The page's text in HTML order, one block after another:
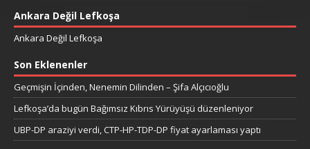
Ankara Değil Lefkoşa
Ankara Değil Lefkoşa
Son Eklenenler
Geçmişin İçinden, Nenemin Dilinden – Şifa Alçıcıoğlu
Lefkoşa’da bugün Bağımsız Kıbrıs Yürüyüşü düzenleniyor
UBP-DP araziyi verdi, CTP-HP-TDP-DP fiyat ayarlaması yaptı